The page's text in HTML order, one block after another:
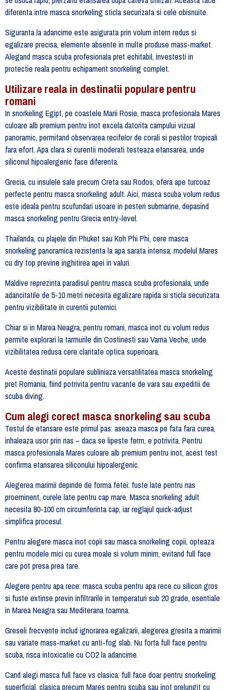
diferenta intre masca snorkeling sticla securizata si cele obisnuite.
Siguranta la adancime este asigurata prin volum intern redus si
egalizare precisa, elemente absente in multe produse mass-market.
Alegand masca scuba profesionala pret echitabil, investesti in
protectie reala pentru echipament snorkeling complet.
Utilizare reala in destinatii populare pentru
romani
In snorkeling Egipt, pe coastele Marii Rosie, masca profesionala Mares
culoare alb premium pentru inot excela datorita campului vizual
panoramic, permitand observarea recifelor de corali si pestilor tropicali
fara efort. Apa clara si curentii moderati testeaza etansarea, unde
siliconul hipoalergenic face diferenta.
Grecia, cu insulele sale precum Creta sau Rodos, ofera ape turcoaz
perfecte pentru masca snorkeling adult. Aici, masca scuba volum redus
este ideala pentru scufundari usoare in pesteri submarine, depasind
masca snorkeling pentru Grecia entry-level.
Thailanda, cu plajele din Phuket sau Koh Phi Phi, cere masca
snorkeling panoramica rezistenta la apa sarata intensa; modelul Mares
cu dry top previne inghitirea apei in valuri.
Maldive reprezinta paradisul pentru masca scuba profesionala, unde
adancitatile de 5-10 metri necesita egalizare rapida si sticla securizata
pentru vizibilitate in curentii puternici.
Chiar si in Marea Neagra, pentru romani, masca inot cu volum redus
permite explorari la tarmurile din Costinesti sau Vama Veche, unde
vizibilitatea redusa cere claritate optica superioara.
Aceste destinatii populare subliniaza versatilitatea masca snorkeling
pret Romania, fiind potrivita pentru vacante de vara sau expeditii de
scuba diving.
Cum alegi corect masca snorkeling sau scuba
Testul de etansare este primul pas: aseaza masca pe fata fara curea,
inhaleaza usor prin nas – daca se lipeste ferm, e potrivita. Pentru
masca profesionala Mares culoare alb premium pentru inot, acest test
confirma etansarea siliconului hipoalergenic.
Alegerea marimii depinde de forma fetei: fuste late pentru nas
proeminent, curele late pentru cap mare. Masca snorkeling adult
necesita 80-100 cm circumferinta cap, iar reglajul quick-adjust
simplifica procesul.
Pentru alegere masca inot copii sau masca snorkeling copii, opteaza
pentru modele mici cu curea moale si volum minim, evitand full face
care pot presa prea tare.
Alegere pentru apa rece: masca scuba pentru apa rece cu silicon gros
si fuste extinse previn infiltrarile in temperaturi sub 20 grade, esentiale
in Marea Neagra sau Mediterana toamna.
Greseli frecvente includ ignorarea egalizarii, alegerea gresita a marimii
sau variate mass-market cu anti-fog slab. Nu forta full face pentru
scuba, risca intoxicatie cu CO2 la adancime.
Cand alegi masca full face vs clasica: full face doar pentru snorkeling
superficial, clasica precum Mares pentru scuba sau inot prelungit cu